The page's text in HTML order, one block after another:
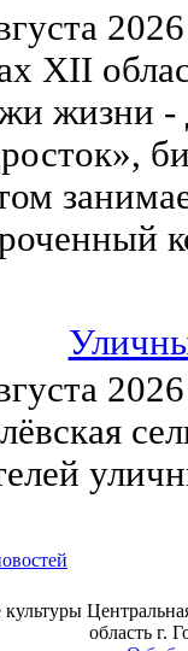
XII
жизни -
область г.